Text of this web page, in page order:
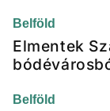
Belföld
Elmentek
Belföld